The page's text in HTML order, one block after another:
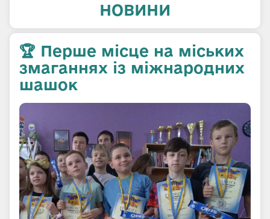
НОВИНИ
🏆 Перше місце на міських
змаганнях із міжнародних
шашок